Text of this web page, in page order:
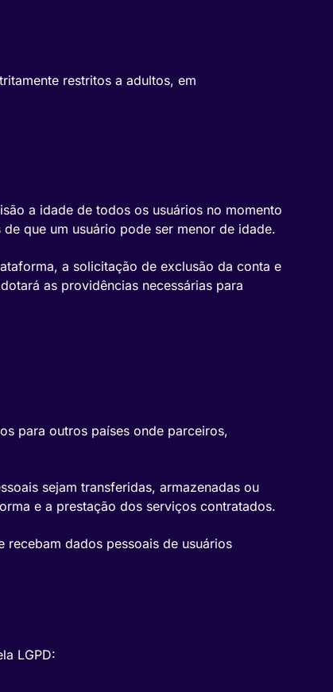
restritos a adultos, em
a idade de todos os usuários no momento
que um usuário pode ser menor de idade.
a solicitação de exclusão da conta e
as providências necessárias para
para outros países onde parceiros,
sejam transferidas, armazenadas ou
e a prestação dos serviços contratados.
dados pessoais de usuários
LGPD: